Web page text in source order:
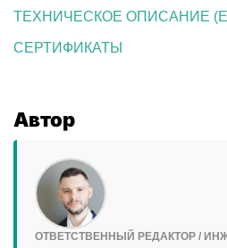
ТЕХНИЧЕСКОЕ ОПИСАНИЕ
СЕРТИФИКАТЫ
Автор
ОТВЕТСТВЕННЫЙ РЕДАКТОР /